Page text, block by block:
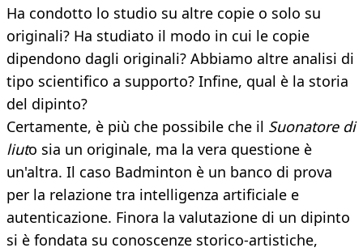
Ha condotto lo studio su altre copie o solo su
originali? Ha studiato il modo in cui le copie
dipendono dagli originali? Abbiamo altre analisi di
tipo scientifico a supporto? Infine, qual è la storia
del dipinto?
Certamente, è più che possibile che il Suonatore di
liuto sia un originale, ma la vera questione è
un'altra. Il caso Badminton è un banco di prova
per la relazione tra intelligenza artificiale e
autenticazione. Finora la valutazione di un dipinto
si è fondata su conoscenze storico-artistiche,